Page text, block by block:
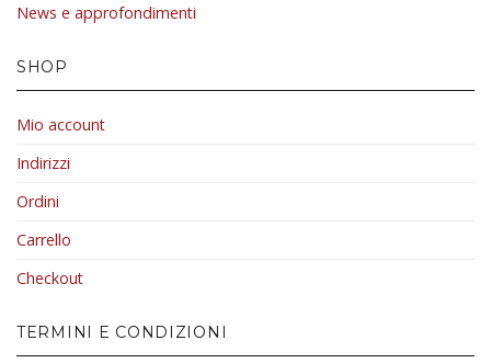
News e approfondimenti
SHOP
Mio account
Indirizzi
Ordini
Carrello
Checkout
TERMINI E CONDIZIONI